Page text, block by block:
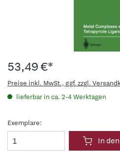
53,49 €*
Preise inkl. MwSt., ggf. zzgl.
lieferbar in ca. 2-4 Werktagen
Exemplare:
In